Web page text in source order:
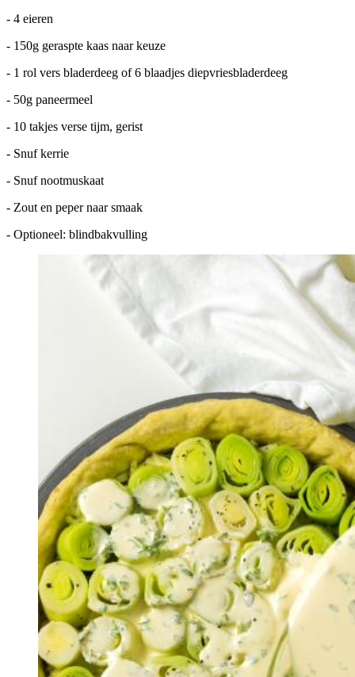
- 4 eieren
- 150g geraspte kaas naar keuze
- 1 rol vers bladerdeeg of 6 blaadjes diepvriesbladerdeeg
- 50g paneermeel
- 10 takjes verse tijm, gerist
- Snuf kerrie
- Snuf nootmuskaat
- Zout en peper naar smaak
- Optioneel: blindbakvulling